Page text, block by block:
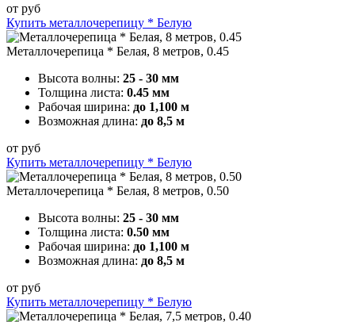
от руб
Купить металлочерепицу * Белую
Металлочерепица * Белая, 8 метров, 0.45
Высота волны: 25 - 30 мм
Толщина листа: 0.45 мм
Рабочая ширина: до 1,100 м
Возможная длина: до 8,5 м
от руб
Купить металлочерепицу * Белую
Металлочерепица * Белая, 8 метров, 0.50
Высота волны: 25 - 30 мм
Толщина листа: 0.50 мм
Рабочая ширина: до 1,100 м
Возможная длина: до 8,5 м
от руб
Купить металлочерепицу * Белую